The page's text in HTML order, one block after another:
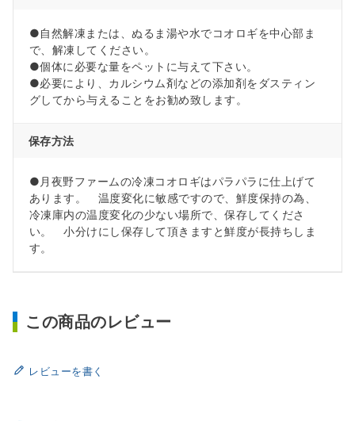
●自然解凍または、ぬるま湯や水でコオロギを中心部ま
で、解凍してください。
●個体に必要な量をペットに与えて下さい。
●必要により、カルシウム剤などの添加剤をダスティン
グしてから与えることをお勧め致します。
保存方法
●月夜野ファームの冷凍コオロギはパラパラに仕上げて
あります。 温度変化に敏感ですので、鮮度保持の為、
冷凍庫内の温度変化の少ない場所で、保存してくださ
い。 小分けにし保存して頂きますと鮮度が長持ちしま
す。
この商品のレビュー
レビューを書く